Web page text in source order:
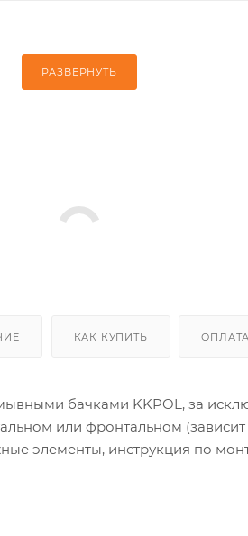
РАЗВЕРНУТЬ
КАК КУПИТЬ ОПЛАТА
бачками KKPOL, за
или фронтальном
элементы, инструкция по